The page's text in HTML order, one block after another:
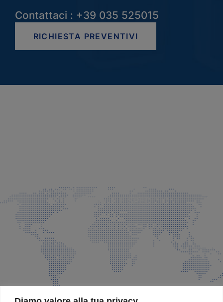
Contattaci : +39 035 525015
RICHIESTA PREVENTIVI
info@faeg.it
COMMERCIALE E SPEDIZIONI
Via Padre Elzi, 32 Grassobbio (BG)
035 525015
035 335037
info@faeg.it
SITE MAP